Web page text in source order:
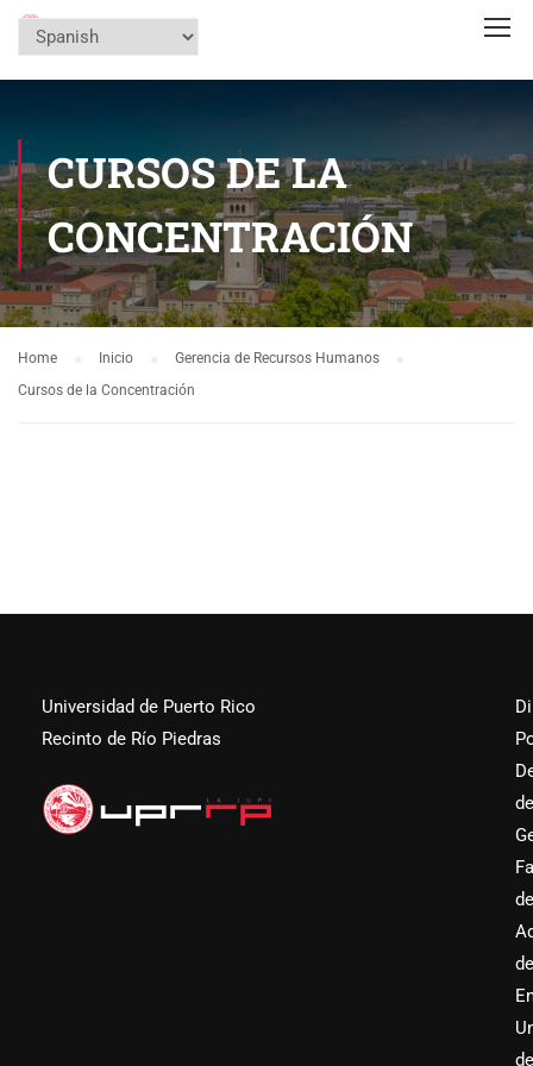
CURSOS DE LA
CONCENTRACIÓN
Home Inicio
Gerencia de Recursos Humanos
Cursos de la Concentración
Universidad de Puerto Rico
Recinto de Río Piedras
de
de
de
de